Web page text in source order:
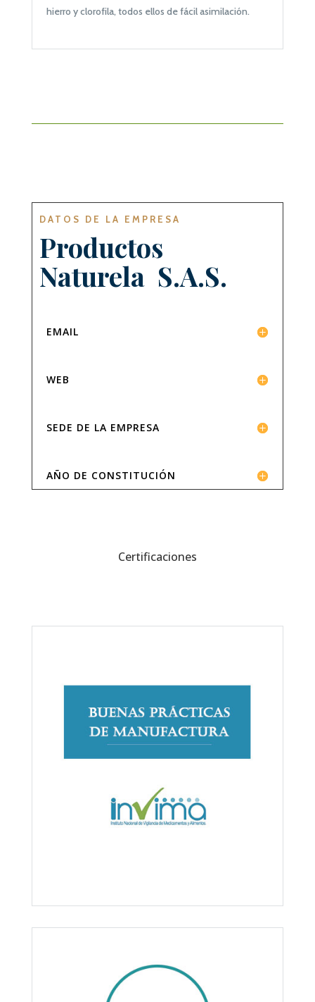
hierro y clorofila, todos ellos de fácil asimilación.
DATOS DE LA EMPRESA
Productos
Naturela S.A.S.
EMAIL
WEB
SEDE DE LA EMPRESA
AÑO DE CONSTITUCIÓN
Certificaciones